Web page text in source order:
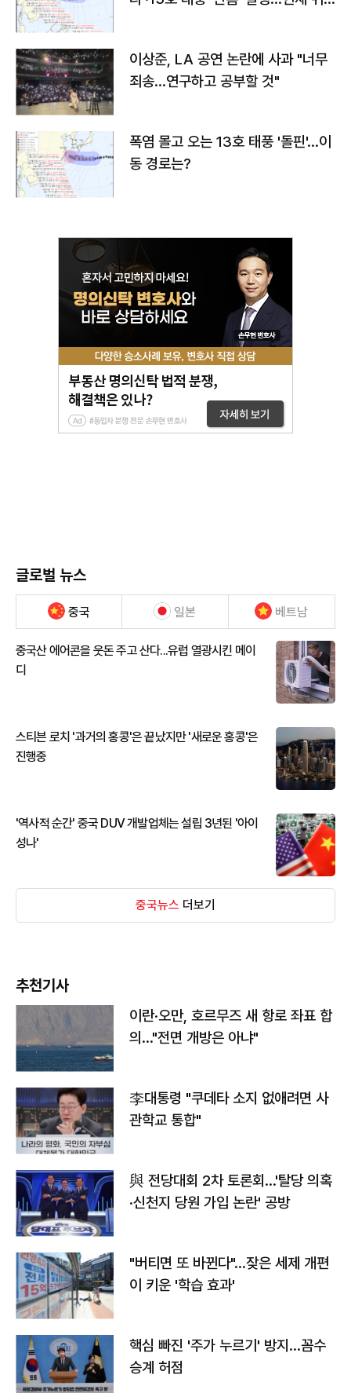
이상준, LA 공연 논란에 사과 "너무
죄송…연구하고 공부할 것"
폭염 몰고 오는 13호 태풍 '돌핀'…이
동 경로는?
글로벌 뉴스
중국 일본 베트남
중국산 에어콘을 웃돈 주고 산다...유럽 열광시킨 메이
디
스티븐 로치 '과거의 홍콩'은 끝났지만 '새로운 홍콩'은
진행중
'역사적 순간' 중국 DUV 개발업체는 설립 3년된 '아이
성나'
중국뉴스 더보기
추천기사
이란·오만, 호르무즈 새 항로 좌표 합
의…"전면 개방은 아냐"
李대통령 "쿠데타 소지 없애려면 사
관학교 통합"
與 전당대회 2차 토론회…'탈당 의혹
·신천지 당원 가입 논란' 공방
"버티면 또 바뀐다"…잦은 세제 개편
이 키운 '학습 효과'
핵심 빠진 '주가 누르기' 방지…꼼수
승계 허점